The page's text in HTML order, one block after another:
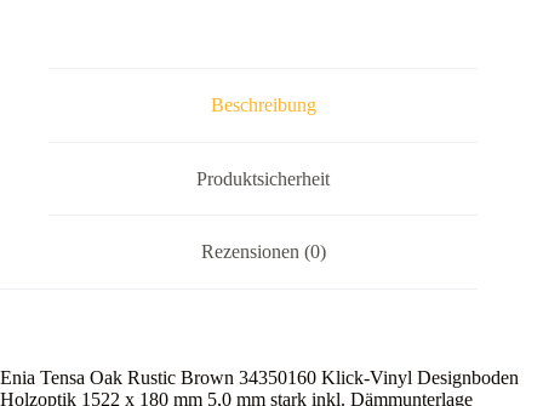
Beschreibung
Produktsicherheit
Rezensionen (0)
Enia Tensa Oak Rustic Brown 34350160 Klick-Vinyl Designboden
Holzoptik 1522 x 180 mm 5,0 mm stark inkl. Dämmunterlage